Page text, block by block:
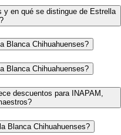
y en qué se distingue de Estrella
Blanca Chihuahuenses?
Blanca Chihuahuenses?
descuentos para INAPAM,
Blanca Chihuahuenses?